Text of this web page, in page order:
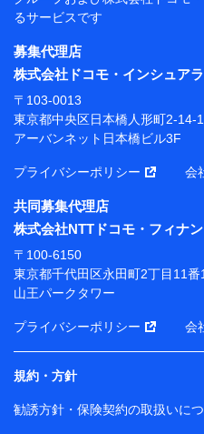
株式会社NTTドコモ 代表
東京都中央区日本橋人形町
本橋ビル 3F
長 吉村 忠義
※ 当社および株式会社NTT
ソナルデータ憲章」に定め
※ パーソナルデータダッシ
管理」の設定状態にかかわ
ります。
※ dポイントクラブ会員で
月11日以降、一度もdポイ
がないお客さまに限る）に
前に取得した個人データは
当社は株式会社NTTドコモ
との間で、以下のとおり個
す。
るサービスです
募集代理店
株式会社ドコモ・インシュア
〒103-0013
東京都中央区日本橋人形町2-14-
アーバンネット日本橋ビル3F
プライバシーポリシー 会
共同募集代理店
株式会社NTTドコモ・フィナ
〒100-6150
東京都千代田区永田町2丁目11番
山王パークタワー
プライバシーポリシー 会
規約・方針
勧誘方針・保険契約の取扱いに